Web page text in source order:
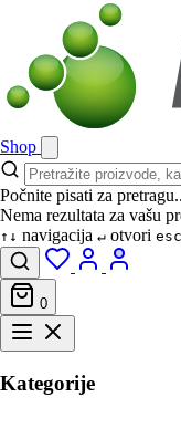
Shop
Počnite pisati za
Nema rezultata za vašu
↑↓ navigacija ↵ otvori esc
0
Kategorije